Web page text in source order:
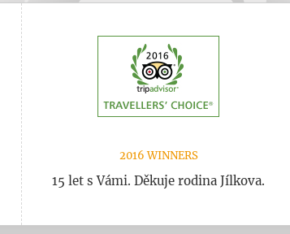
2016 WINNERS
15 let s Vámi. Děkuje rodina Jílkova.